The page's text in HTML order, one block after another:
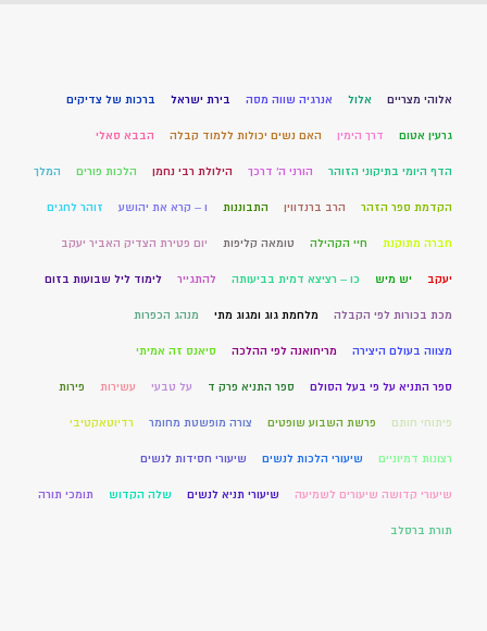
אלוהי מצריים אלול אנרגיה שווה מסה בירת ישראל ברכות של צדיקים
גרעין אטום דרך הימין האם נשים יכולות ללמוד קבלה הבבא סאלי
הדף היומי בתיקוני הזוהר הורני ה' דרכך הילולת רבי נחמן הלכות פורים המלך
הקדמת ספר הזהר הרב ברנדווין התבוננות ו – קרא את יהושע זוהר לחגים
חברה מתוקנת חיי הקהילה טומאה קליפות יום פטירת הצדיק האביר יעקב
יעקב יש מיש כו – רציצא דמית בביעותה להתגייר לימוד ליל שבועות בזום
מכת בכורות לפי הקבלה מלחמת גוג ומגוג מתי מנהג הכפרות
מצווה בעולם היצירה מריחואנה לפי ההלכה סיאנס זה אמיתי
ספר התניא על פי בעל הסולם ספר התניא פרק ד על טבעי עשירות פירות
פיתוחי חותם פרשת השבוע שופטים צורה מופשטת מחומר רדיוטאקטיבי
רצונות דמיוניים שיעורי הלכות לנשים שיעורי חסידות לנשים
שיעורי קדושה שיעורים לשמיעה שיעורי תניא לנשים שלה הקדוש תומכי תורה
תורת ברסלב